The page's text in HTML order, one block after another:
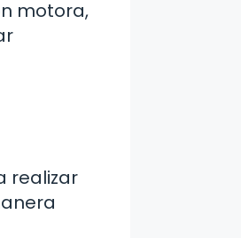
motora,
realizar